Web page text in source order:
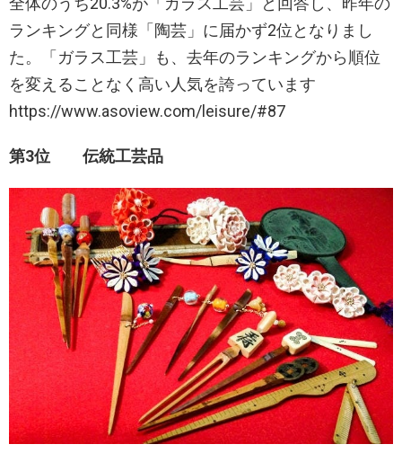
ランキングと同様「陶芸」に届かず2位となりまし
た。「ガラス工芸」も、去年のランキングから順位
を変えることなく高い人気を誇っています
https://www.asoview.com/leisure/#87
第3位 伝統工芸品